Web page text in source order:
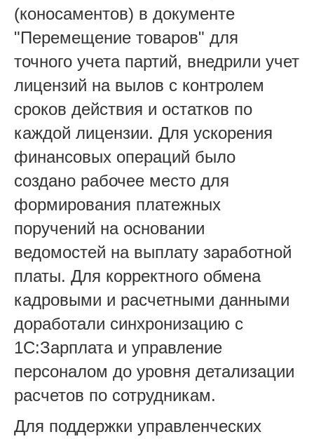
(коносаментов) в документе
"Перемещение товаров" для
точного учета партий, внедрили учет
лицензий на вылов с контролем
сроков действия и остатков по
каждой лицензии. Для ускорения
финансовых операций было
создано рабочее место для
формирования платежных
поручений на основании
ведомостей на выплату заработной
платы. Для корректного обмена
кадровыми и расчетными данными
доработали синхронизацию с
1С:Зарплата и управление
персоналом до уровня детализации
расчетов по сотрудникам.
Для поддержки управленческих